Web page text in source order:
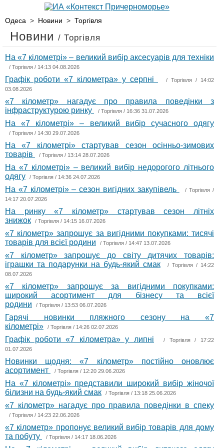
Одеса > Новини > Торгівля
Новини / Торгівля
На «7 кілометрі» – великий вибір аксесуарів для техніки
/ Торгівля / 14:13 04.08.2026
Графік роботи «7 кілометра» у серпні / Торгівля / 14:02
03.08.2026
«7 кілометр» нагадує про правила поведінки з
інфраструктурою ринку
/ Торгівля / 16:36 31.07.2026
На «7 кілометрі» – великий вибір сучасного одягу
/ Торгівля / 14:30 29.07.2026
На «7 кілометрі» стартував сезон осінньо-зимових
товарів
/ Торгівля / 13:14 28.07.2026
На «7 кілометрі» – великий вибір недорогого літнього
одягу
/ Торгівля / 14:36 24.07.2026
На «7 кілометрі» – сезон вигідних закупівель /Торгівля /
14:17 20.07.2026
На ринку «7 кілометр» стартував сезон літніх
знижок
/ Торгівля / 14:15 16.07.2026
«7 кілометр» запрошує за вигідними покупками: тисячі
товарів для всієї родини
/ Торгівля / 14:47 13.07.2026
«7 кілометр» запрошує до світу дитячих товарів:
іграшки та подарунки на будь-який смак
/ Торгівля / 14:22
08.07.2026
«7 кілометр» запрошує за вигідними покупками:
широкий асортимент для бізнесу та всієї
родини
/ Торгівля / 13:53 06.07.2026
Гарячі новинки пляжного сезону на «7
кілометрі»
/ Торгівля / 14:26 02.07.2026
Графік роботи «7 кілометра» у липні / Торгівля/ 17:22
01.07.2026
Новинки щодня: «7 кілометр» постійно оновлює
асортимент
/ Торгівля / 12:20 29.06.2026
На «7 кілометрі» представили широкий вибір жіночої
білизни на будь-який смак
/ Торгівля / 13:18 25.06.2026
«7 кілометр» нагадує про правила поведінки в спеку
/ Торгівля / 14:23 22.06.2026
«7 кілометр» пропонує великий вибір товарів для дому
та побуту
/ Торгівля / 14:17 18.06.2026